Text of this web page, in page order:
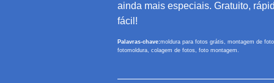
ainda mais especiais. Gratuito,
fácil!
Palavras-chave:moldura para fotos grátis, montagem de
fotomoldura, colagem de fotos, foto montagem.